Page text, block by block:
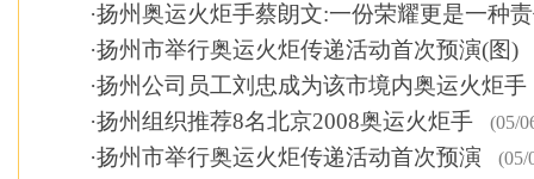
·扬州奥运火炬手蔡朗文:一份荣耀更是一种
·扬州市举行奥运火炬传递活动首次预演(图)
·扬州公司员工刘忠成为该市境内奥运火炬手
·扬州组织推荐8名北京2008奥运火炬手 (05/
·扬州市举行奥运火炬传递活动首次预演 (05/